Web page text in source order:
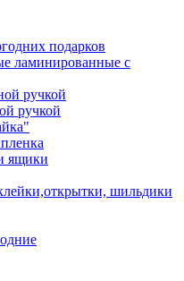
подарков
ламинированные с
ручкой
ручкой
ящики
шильдики